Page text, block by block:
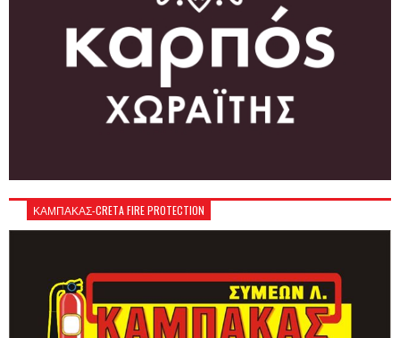
ΚΑΜΠΑΚΑΣ-CRETA FIRE PROTECTION